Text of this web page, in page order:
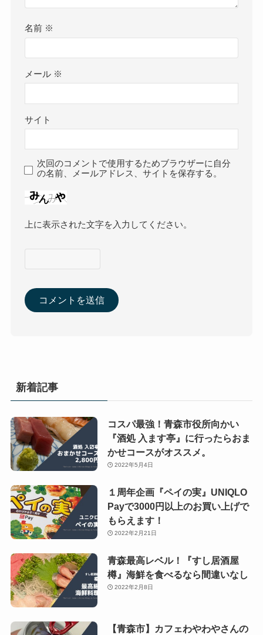
名前 ※
メール ※
サイト
次回のコメントで使用するためブラウザーに自分
の名前、メールアドレス、サイトを保存する。
上に表示された文字を入力してください。
新着記事
コスパ最強！青森市役所向かい
『酒処 入ます亭』に行ったらおま
かせコースがオススメ。
2022年5月4日
１周年企画『ペイの実』UNIQLO
Payで3000円以上のお買い上げで
もらえます！
2022年2月21日
青森最高レベル！『すし居酒屋
樽』海鮮を食べるなら間違いなし
2022年2月8日
【青森市】カフェわやわやさんの